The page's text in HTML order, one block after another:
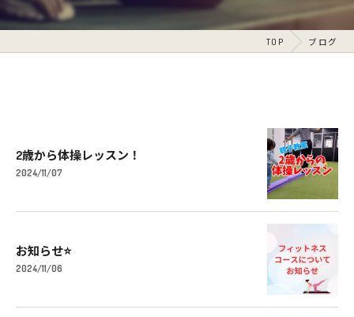
TOP ブログ
2歳から体操レッスン！
2024/11/07
お知らせ⭐️
2024/11/06